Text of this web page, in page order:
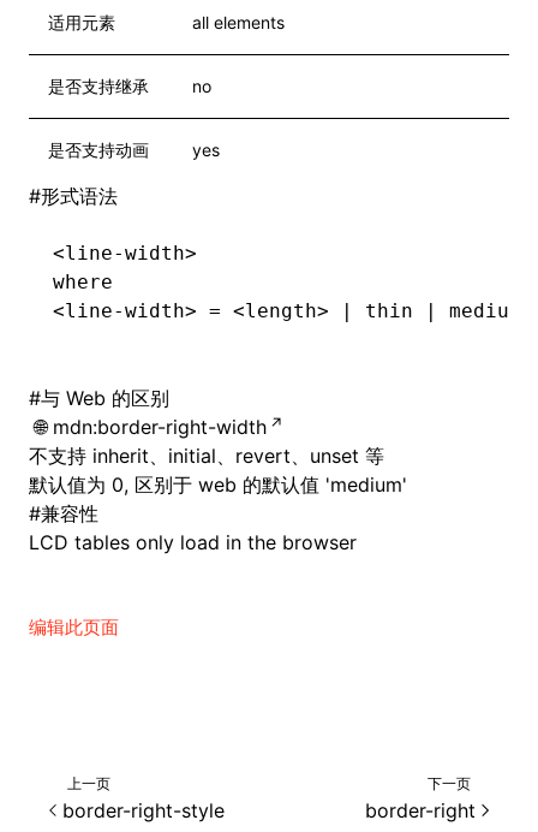
适用元素 all elements
是否支持继承 no
是否支持动画 yes
#形式语法
<line-width>
where
<line-width> = <length> | thin |
#与 Web 的区别
mdn:border-right-width
不支持 inherit、initial、revert、unset 等
默认值为 0, 区别于 web 的默认值 'medium'
#兼容性
LCD tables only load in the browser
编辑此页面
上一页
border-right-style
下一页
border-right